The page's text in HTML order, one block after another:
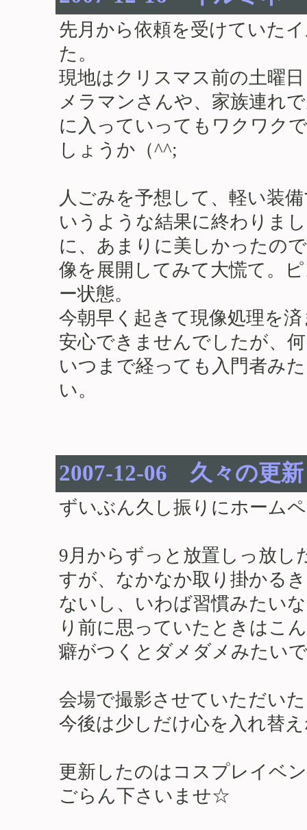
先月から依頼を受けていた
た。
現地はクリスマス前の土曜
メラマンさんや、家族連れ
に入っていってもワクワク
しょうか（^^;
人ごみを予想して、軽い装
いうような結果に終わりま
に、あまりに美しかったの
像を展開してみて大慌て。
ー状態。
今朝早く起きて現像処理を
安心できませんでしたが、
いつまで経っても入門者み
い。
2007-12-06 久々の更
ずいぶん久し振りにホーム
9月からずっと放置しっ放
すが、なかなか取り掛かる
ないし、いわば習慣みたい
り前に思っていたときはこ
癖がつくとダメダメみたい
会場で撮影させていただい
今後は少しだけ心を入れ替
更新したのはコスプレイベ
ごらん下さいませ☆